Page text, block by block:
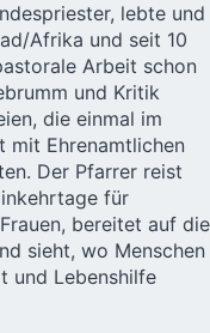
lebte und
Afrika und seit 10
Arbeit schon
und Kritik
die einmal im
mit Ehrenamtlichen
Der Pfarrer reist
für
bereitet auf die
sieht, wo Menschen
und Lebenshilfe